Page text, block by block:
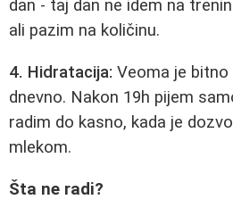
dan - taj dan ne idem na
ali pazim na količinu.
4. Hidratacija: Veoma je
dnevno. Nakon 19h pijem
radim do kasno, kada je
mlekom.
Šta ne radi?